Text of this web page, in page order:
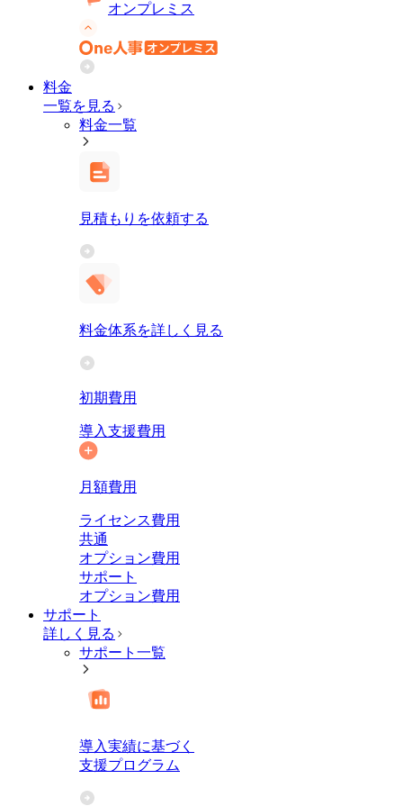
オンプレミス
料金
一覧を見る
料金一覧
見積もりを依頼する
料金体系を詳しく見る
初期費用
導入支援費用
月額費用
ライセンス費用
共通
オプション費用
サポート
オプション費用
サポート
詳しく見る
サポート一覧
導入実績に基づく
支援プログラム